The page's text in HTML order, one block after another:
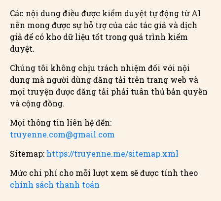
Các nội dung điều được kiểm duyệt tự động từ AI
nên mong được sự hỗ trợ của các tác giả và dịch
giả để có kho dữ liệu tốt trong quá trình kiểm
duyệt.
Chúng tôi không chịu trách nhiệm đối với nội
dung mà người dùng đăng tải trên trang web và
mọi truyện được đăng tải phải tuân thủ bản quyền
và cộng đồng.
Mọi thông tin liên hệ đến:
truyenne.com@gmail.com
Sitemap: https://truyenne.me/sitemap.xml
Mức chi phí cho mỗi lượt xem sẽ được tính theo
chính sách thanh toán